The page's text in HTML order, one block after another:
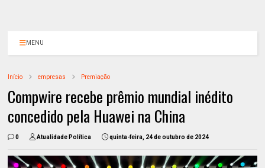
MENU
Início empresas Premiação
Compwire recebe prêmio mundial inédito
concedido pela Huawei na China
0 Atualidade Política quinta-feira, 24 de outubro de 2024